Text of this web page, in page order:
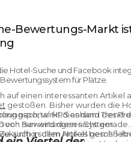
Bewertungs-Markt
Hotel-Suche und Facebook
für Plätze.
auf einen interessanten Artikel
gestoßen. Bisher wurden die
HRS anhand des
nun wird dieses System
sollen Hotels gemäß
nach, wirkt dies dem Trend
von Bewertungen nicht gerade
auch in dem Artikel